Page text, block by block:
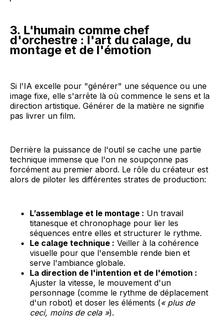
3. L'humain comme chef
d'orchestre : l'art du calage, du
montage et de l'émotion
Si l'IA excelle pour "générer" une séquence ou une
image fixe, elle s'arrête là où commence le sens et la
direction artistique. Générer de la matière ne signifie
pas livrer un film.
Derrière la puissance de l'outil se cache une partie
technique immense que l'on ne soupçonne pas
forcément au premier abord. Le rôle du créateur est
alors de piloter les différentes strates de production:
L’assemblage et le montage : Un travail
titanesque et chronophage pour lier les
séquences entre elles et structurer le rythme.
Le calage technique : Veiller à la cohérence
visuelle pour que l'ensemble rende bien et
serve l'ambiance globale.
La direction de l'intention et de l'émotion :
Ajuster la vitesse, le mouvement d'un
personnage (comme le rythme de déplacement
d'un robot) et doser les éléments (« plus de
ceci, moins de cela »).